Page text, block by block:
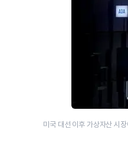
미국 대선 이후 가상자산 시